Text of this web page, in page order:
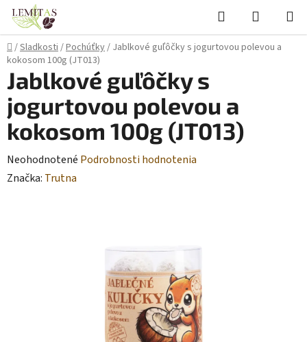
Prejsť
obsah
Hľadať
KOŠÍK
Domov
/Sladkosti/Pochúťky/ Jablkové guľôčky s jogurtovou polevou a
kokosom 100g (JT013)
Jablkové guľôčky s
jogurtovou polevou a
kokosom 100g (JT013)
Priemerné
hodnotenie
Neohodnotené Podrobnosti hodnotenia
Značka: Trutna